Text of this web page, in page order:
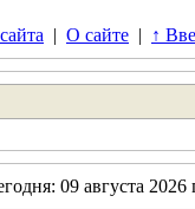
| О сайте | ↑
09 августа